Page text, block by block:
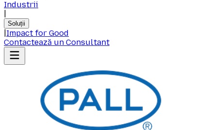
Industrii
Soluții
Impact for Good
Contactează un Consultant